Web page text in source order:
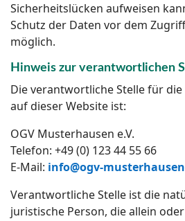
Sicherheitslücken aufweisen
Schutz der Daten vor dem
möglich.
Hinweis zur verantwortlichen
Die verantwortliche Stelle für
auf dieser Website ist:
OGV Musterhausen e.V.
Telefon: +49 (0) 123 44 55 66
E-Mail: info@ogv-
Verantwortliche Stelle ist die
juristische Person, die allein